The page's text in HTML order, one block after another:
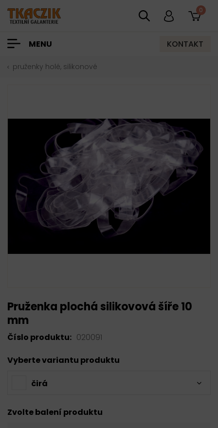
0
MENU KONTAKT
pruženky holé, silikonové
Pruženka plochá silikovová šíře 10
mm
Číslo produktu: 020091
Vyberte variantu produktu
čirá
Zvolte balení produktu